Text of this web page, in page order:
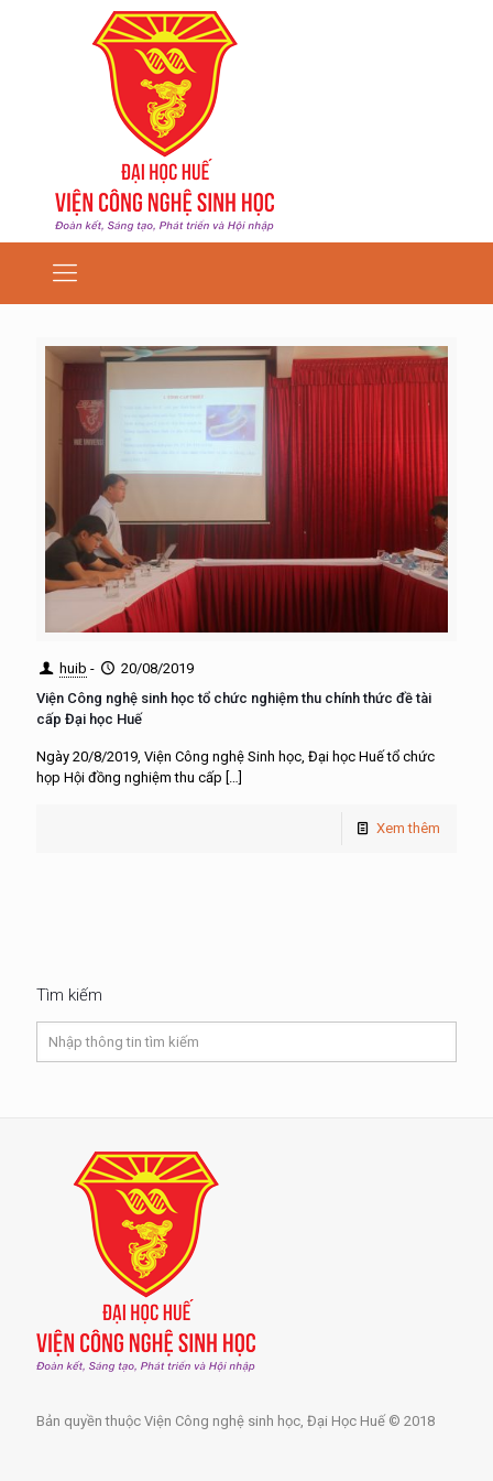
huib -
20/08/2019
Viện Công nghệ sinh học tổ chức nghiệm thu chính thức đề tài
cấp Đại học Huế
Ngày 20/8/2019, Viện Công nghệ Sinh học, Đại học Huế tổ chức
họp Hội đồng nghiệm thu cấp […]
Xem thêm
Tìm kiếm
Bản quyền thuộc Viện Công nghệ sinh học, Đại Học Huế © 2018